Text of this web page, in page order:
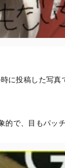
に投稿した写真
的で、目もパッ